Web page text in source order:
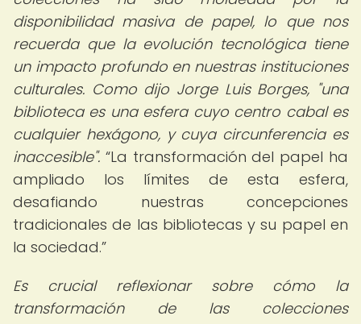
disponibilidad masiva de papel, lo que nos
recuerda que la evolución tecnológica tiene
un impacto profundo en nuestras instituciones
culturales. Como dijo Jorge Luis Borges, "una
biblioteca es una esfera cuyo centro cabal es
cualquier hexágono, y cuya circunferencia es
inaccesible". La transformación del papel ha
ampliado los límites de esta esfera,
desafiando nuestras concepciones
tradicionales de las bibliotecas y su papel en
la sociedad.
Es crucial reflexionar sobre cómo la
transformación de las colecciones